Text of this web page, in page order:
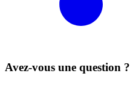
Avez-vous une question ?